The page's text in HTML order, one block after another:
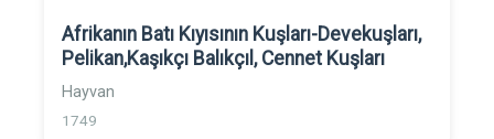
Afrikanın Batı Kıyısının Kuşları-Devekuşları,
Pelikan,Kaşıkçı Balıkçıl, Cennet Kuşları
Hayvan
1749